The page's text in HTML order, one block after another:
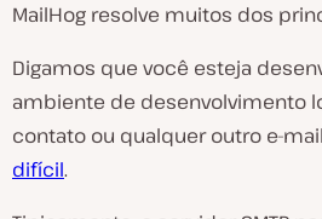
MailHog resolve muitos dos
Digamos que você esteja
ambiente de desenvolvimento
contato ou qualquer outro e-
difícil.